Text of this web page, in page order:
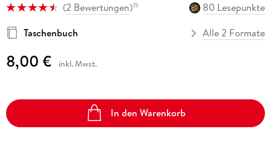
(2 Bewertungen)15
80 Lesepunkte
Taschenbuch
Alle 2 Formate
8,00 € inkl. Mwst.
In den Warenkorb